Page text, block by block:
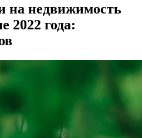
на недвижимость
2022 года: